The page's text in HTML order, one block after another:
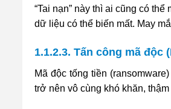
“Tai nạn” này thì ai cũng có
dữ liệu có thể biến mất. May
1.1.2.3. Tấn công mã độc
Mã độc tống tiền
trở nên vô cùng khó khăn,